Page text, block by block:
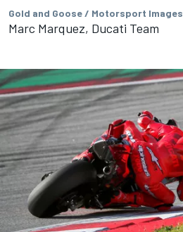
Gold and Goose / Motorsport Images
Marc Marquez, Ducati Team